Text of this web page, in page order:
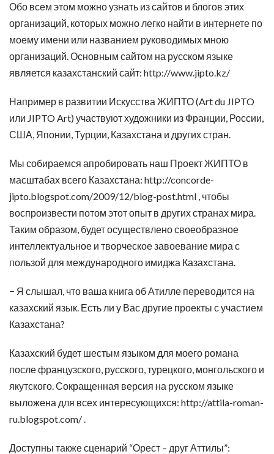
Обо всем этом можно узнать из сайтов и блогов этих
организаций, которых можно легко найти в интернете по
моему имени или названием руководимых мною
организаций. Основным сайтом на русском языке
является казахстанский сайт: http://www.jipto.kz/
Например в развитии Искусства ЖИПТО (Art du JIPTO
или JIPTO Art) участвуют художники из Франции, России,
США, Японии, Турции, Казахстана и других стран.
Мы собираемся апробировать наш Проект ЖИПТО в
масштабах всего Казахстана: http://concorde-
jipto.blogspot.com/2009/12/blog-post.html , чтобы
воспроизвести потом этот опыт в других странах мира.
Таким образом, будет осуществлено своеобразное
интеллектуальное и творческое завоевание мира с
пользой для международного имиджа Казахстана.
− Я слышал, что ваша книга об Атилле переводится на
казахский язык. Есть ли у Вас другие проекты с участием
Казахстана?
Казахский будет шестым языком для моего романа
после французского, русского, турецкого, монгольского и
якутского. Сокращенная версия на русском языке
выложена для всех интересующихся: http://attila-roman-
ru.blogspot.com/ .
Доступны также сценарий “Орест – друг Аттилы”: